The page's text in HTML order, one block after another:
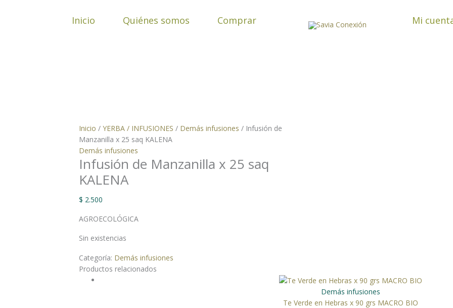
Inicio Quiénes somos Comprar Mi
Inicio / YERBA / INFUSIONES / Demás infusiones / Infusión de
Manzanilla x 25 saq KALENA
Demás infusiones
Infusión de Manzanilla x 25 saq
KALENA
$ 2.500
AGROECOLÓGICA
Sin existencias
Categoría: Demás infusiones
Productos relacionados
Demás infusiones
Te Verde en Hebras x 90 grs MACRO BIO